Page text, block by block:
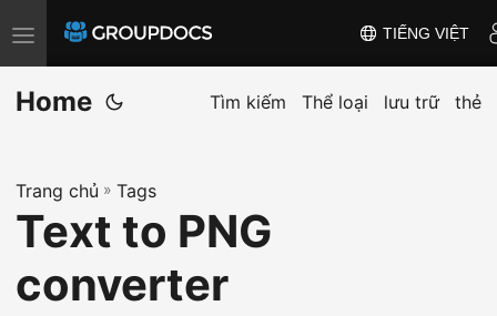
T
o
g
e
n
v
TIẾNG VIỆT
Home Tìm kiếm Thể loại lưu trữ thẻ
Trang chủ » Tags
Text to PNG
converter